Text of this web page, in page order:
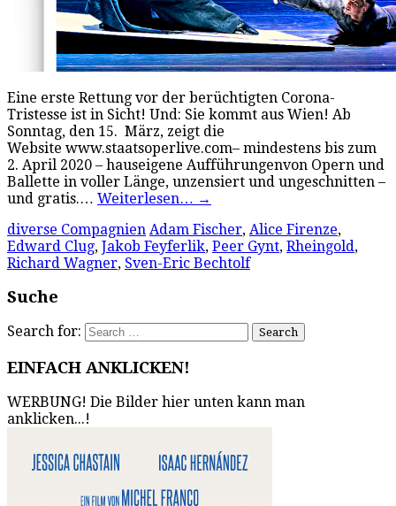
Eine erste Rettung vor der berüchtigten Corona-
Tristesse ist in Sicht! Und: Sie kommt aus Wien! Ab
Sonntag, den 15. März, zeigt die
Website www.staatsoperlive.com– mindestens bis zum
2. April 2020 – hauseigene Aufführungenvon Opern und
Ballette in voller Länge, unzensiert und ungeschnitten –
und gratis.… Weiterlesen… →
diverse Compagnien Adam Fischer, Alice Firenze,
Edward Clug, Jakob Feyferlik, Peer Gynt, Rheingold,
Richard Wagner, Sven-Eric Bechtolf
Suche
Search for:
EINFACH ANKLICKEN!
WERBUNG! Die Bilder hier unten kann man
anklicken...!